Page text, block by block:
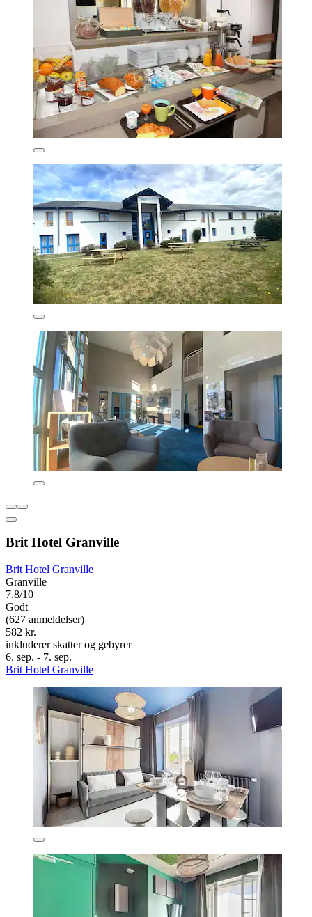
Brit Hotel Granville
Brit Hotel Granville
Granville
7,8/10
Godt
(627 anmeldelser)
582 kr.
inkluderer skatter og gebyrer
6. sep. - 7. sep.
Brit Hotel Granville